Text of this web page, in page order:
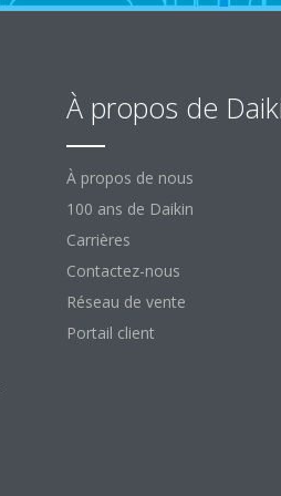
À propos de
À propos de nous
100 ans de Daikin
Carrières
Contactez-nous
Réseau de vente
Portail client